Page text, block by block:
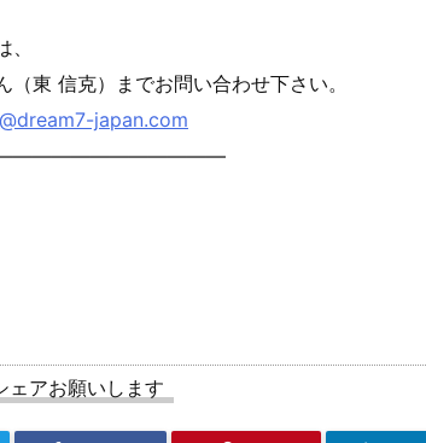
（東 信克）までお問い合わせ下さい。
japan.com
ェアお願いします